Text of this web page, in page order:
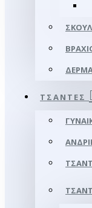
ΤΣΆΝΤΕΣ